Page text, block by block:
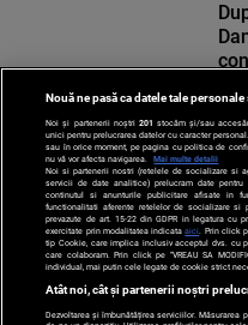
SPORT
Nouă ne pasă ca datele tale
Noi și partenerii noștri 201 stocăm și/sau
unici pentru prelucrarea datelor cu caracter
sau în orice moment, pe pagina cu politica de
nu vă vor afecta navigarea.
Mai multe detalii
Noi si partenerii nostri (retelele de socializare si
servicii de date analitice) prelucram date
continutul si anunturile publicitare afisate in
functionalitati aferente retelelor de socializare
prevazute de art. 15-22 din GDPR in legatura cu
exercitate prin modalitatea indicataaici . Prin click
tip Cookie, care implica inclusiv acceptul dvs. cu
care colaboram. Prin click pe “VREAU SA
individual, mai putin cele legate de cookie strict
Atât noi, cât și partenerii noștri
Dezvoltarea și îmbunătățirea serviciilor. Măsurarea